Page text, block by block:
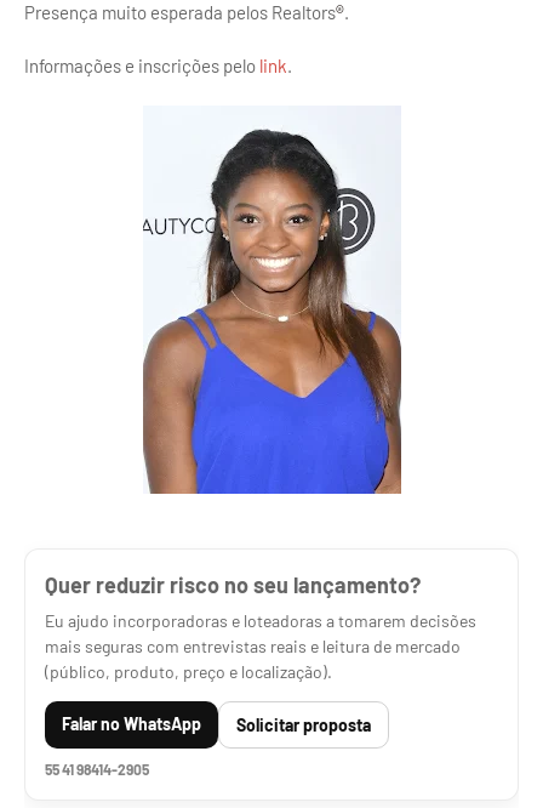
Presença muito esperada pelos Realtors®.
Informações e inscrições pelo link.
Quer reduzir risco no seu lançamento?
Eu ajudo incorporadoras e loteadoras a tomarem decisões
mais seguras com entrevistas reais e leitura de mercado
(público, produto, preço e localização).
Falar no WhatsApp Solicitar proposta
55 41 98414-2905